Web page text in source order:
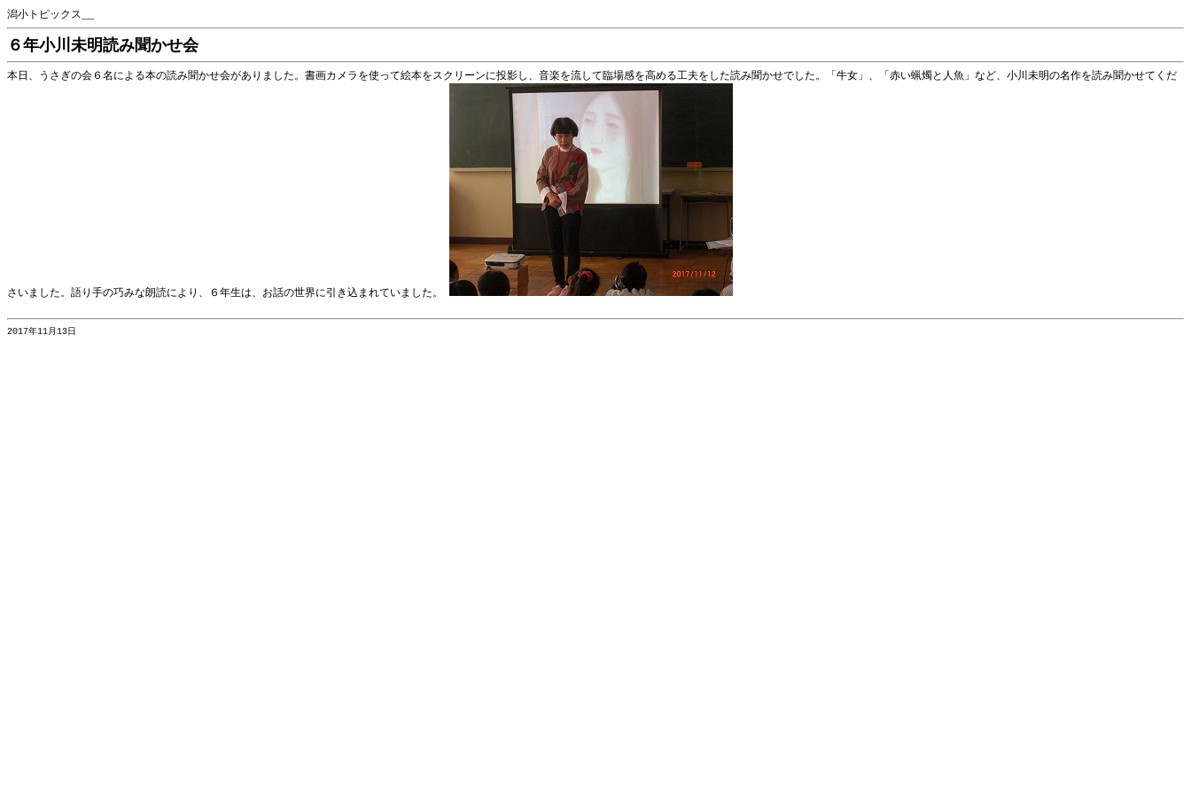
潟小トピックス__
６年小川未明読み聞かせ会
本日、うさぎの会６名による本の読み聞かせ会がありました。書画カメラを使って絵本をスクリーンに投影し、音楽を流して臨場感を高める工夫をした読み聞かせでした。「牛女」、「赤い蝋燭と人魚」など、小川未明の名作を読み聞かせてくだ
さいました。語り手の巧みな朗読により、６年生は、お話の世界に引き込まれていました。
2017年11月13日